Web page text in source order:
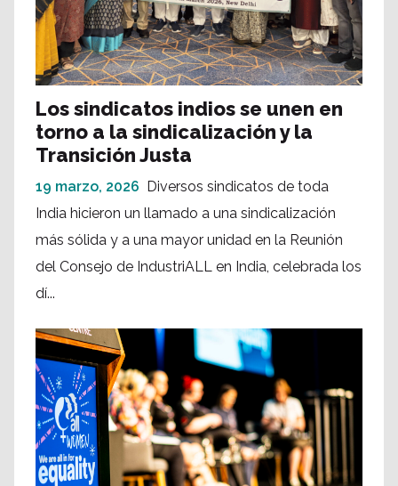
Los sindicatos indios se unen en
torno a la sindicalización y la
Transición Justa
19 marzo, 2026 Diversos sindicatos de toda
India hicieron un llamado a una sindicalización
más sólida y a una mayor unidad en la Reunión
del Consejo de IndustriALL en India, celebrada los
dí...